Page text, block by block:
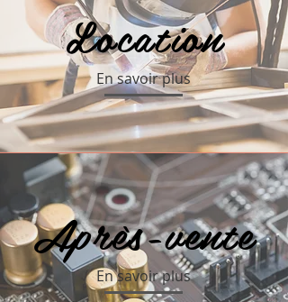
Location
En savoir plus
Après-vente
En savoir plus